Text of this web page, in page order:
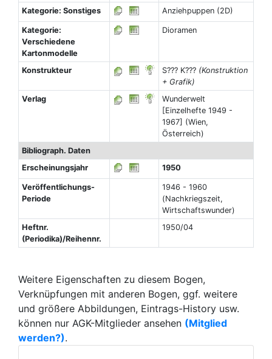
Kategorie: Sonstiges Anziehpuppen (2D)
Kategorie:
Verschiedene
Kartonmodelle
Dioramen
Konstrukteur S??? K??? (Konstruktion
+ Grafik)
Verlag
Wunderwelt
[Einzelhefte 1949 -
1967] (Wien,
Österreich)
Bibliograph. Daten
Erscheinungsjahr
1950
Veröffentlichungs-
Periode
1946 - 1960
(Nachkriegszeit,
Wirtschaftswunder)
Heftnr.
(Periodika)/Reihennr.
1950/04
Weitere Eigenschaften zu diesem Bogen,
Verknüpfungen mit anderen Bogen, ggf. weitere
und größere Abbildungen, Eintrags-History usw.
können nur AGK-Mitglieder ansehen (Mitglied
werden?).